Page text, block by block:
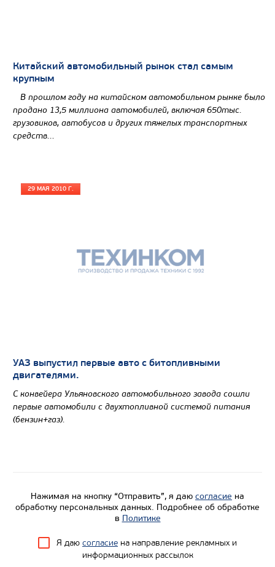
Китайский автомобильный рынок стал самым
крупным
В прошлом году на китайском автомобильном рынке было
продано 13,5 миллиона автомобилей, включая 650тыс.
грузовиков, автобусов и других тяжелых транспортных
средств...
29 МАЯ 2010 Г.
УАЗ выпустил первые авто с битопливными
двигателями.
С конвейера Ульяновского автомобильного завода сошли
первые автомобили с двухтопливной системой питания
(бензин+газ).
Нажимая на кнопку “Отправить”, я даю согласие на
обработку персональных данных. Подробнее об обработке
в Политике
Я даю согласие на направление рекламных и
информационных рассылок